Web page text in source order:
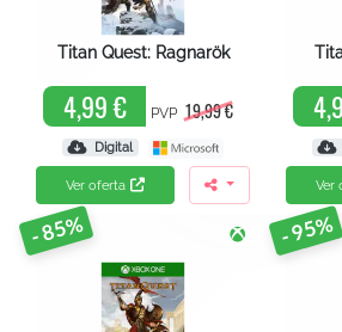
Titan Quest: Ragnarök
4,99 € PVP 19,99 €
Digital
Ver oferta Ver
- 85% - 95%